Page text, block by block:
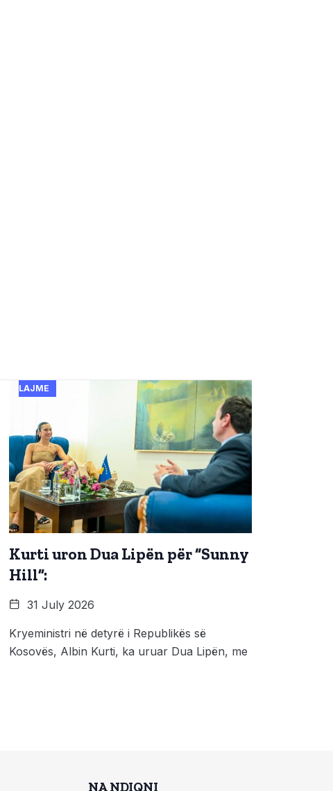
LAJME
Kurti uron Dua Lipën për “Sunny
Hill”:
31 July 2026
Kryeministri në detyrë i Republikës së
Kosovës, Albin Kurti, ka uruar Dua Lipën, me
NA NDIQNI